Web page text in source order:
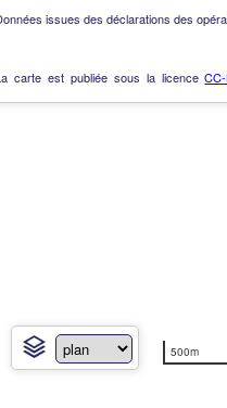
500m
issues des déclarations des
carte est publiée sous la licence